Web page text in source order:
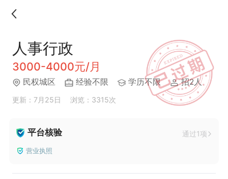
人事行政
3000-4000元/月
民权城区 经验不限 学历不限 招2人
更新：7月25日 浏览：3315次
平台核验 通过1项
营业执照